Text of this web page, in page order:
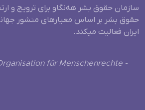
سازمان حقوق بشر هه‌نگاو برای ترویج و
حقوق بشر بر اساس معیارهای منشور
ایران فعالیت میکند.
für Menschenrechte -